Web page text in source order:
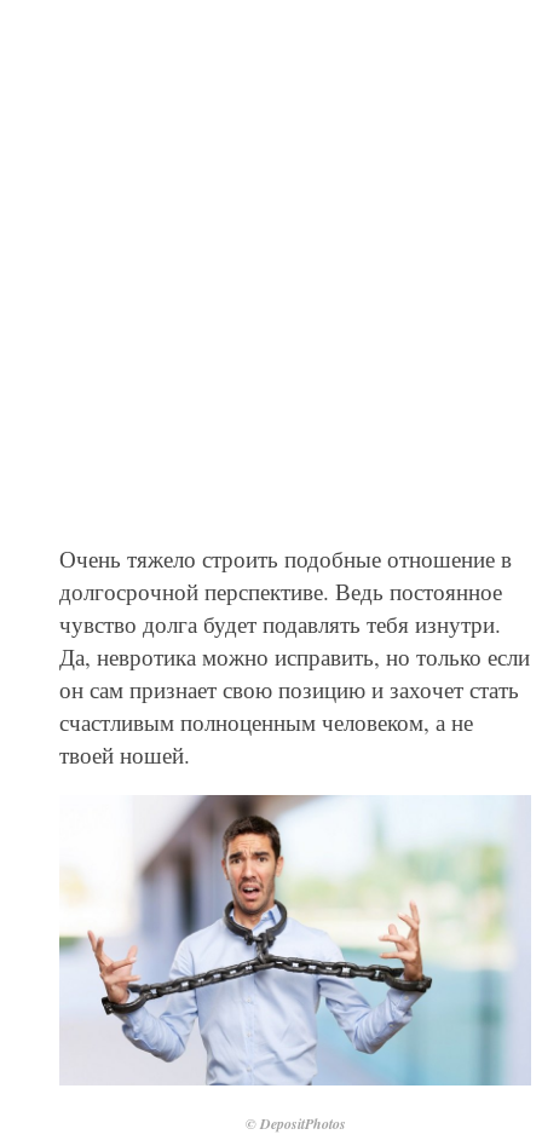
Очень тяжело строить подобные отношение в
долгосрочной перспективе. Ведь постоянное
чувство долга будет подавлять тебя изнутри.
Да, невротика можно исправить, но только если
он сам признает свою позицию и захочет стать
счастливым полноценным человеком, а не
твоей ношей.
© DepositPhotos